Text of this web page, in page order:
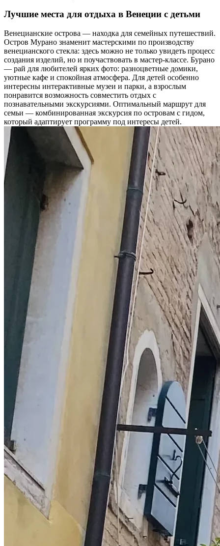
Лучшие места для отдыха в Венеции с детьми
Венецианские острова — находка для семейных путешествий.
Остров Мурано знаменит мастерскими по производству
венецианского стекла: здесь можно не только увидеть процесс
создания изделий, но и поучаствовать в мастер-классе. Бурано
— рай для любителей ярких фото: разноцветные домики,
уютные кафе и спокойная атмосфера. Для детей особенно
интересны интерактивные музеи и парки, а взрослым
понравится возможность совместить отдых с
познавательными экскурсиями. Оптимальный маршрут для
семьи — комбинированная экскурсия по островам с гидом,
который адаптирует программу под интересы детей.